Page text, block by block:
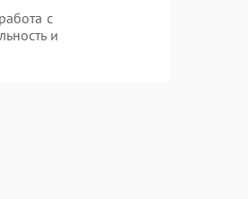
с
и